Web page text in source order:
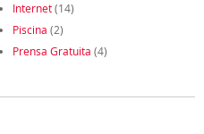
Internet(14)
Piscina (2)
Prensa Gratuita (4)